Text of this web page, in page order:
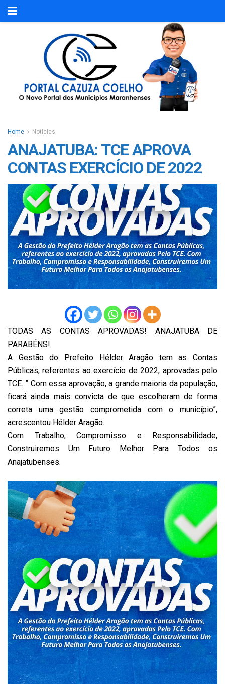
Home Notícias
ANAJATUBA: TCE APROVA
CONTAS EXERCÍCIO DE 2022
TODAS AS CONTAS APROVADAS! ANAJATUBA DE
PARABÉNS!
A Gestão do Prefeito Hélder Aragão tem as Contas
Públicas, referentes ao exercício de 2022, aprovadas pelo
TCE. ” Com essa aprovação, a grande maioria da população,
ficará ainda mais convicta de que escolheram de forma
correta uma gestão comprometida com o município”,
acrescentou Hélder Aragão.
Com Trabalho, Compromisso e Responsabilidade,
Construiremos Um Futuro Melhor Para Todos os
Anajatubenses.